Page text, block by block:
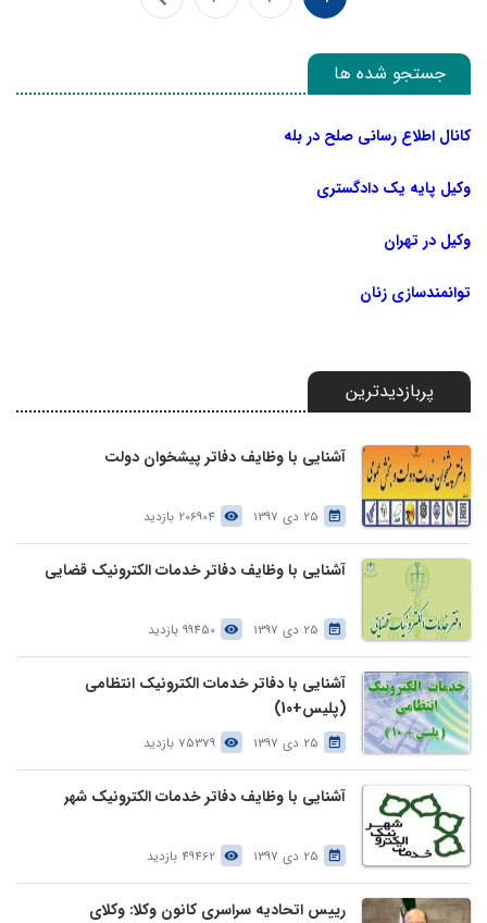
جستجو شده ها
کانال اطلاع رسانی صلح در بله
وکیل پایه یک دادگستری
وکیل در تهران
توانمندسازی زنان
پربازدیدترین
آشنایی با وظایف دفاتر پیشخوان دولت
25 دی 1397 206904 بازدید
آشنایی با وظایف دفاتر خدمات الکترونیک قضایی
25 دی 1397 99450 بازدید
آشنایی با دفاتر خدمات الکترونیک انتظامی
(پلیس+10)
25 دی 1397 75379 بازدید
آشنایی با وظایف دفاتر خدمات الکترونیک شهر
25 دی 1397 49462 بازدید
رییس اتحادیه سراسری کانون وکلا: وکلای